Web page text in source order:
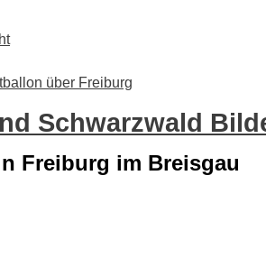
über Freiburg
Schwarzwald
Freiburg im Breisgau